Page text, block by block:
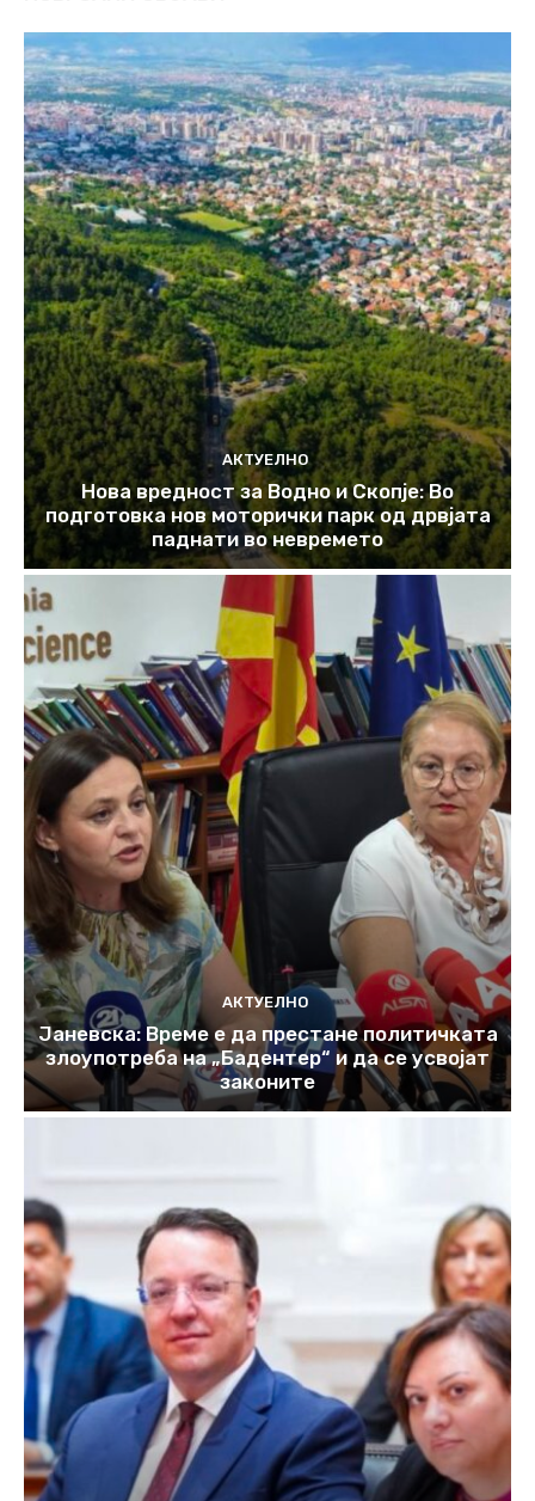
АКТУЕЛНО
Нова вредност за Водно и Скопје: Во
подготовка нов моторички парк од дрвјата
паднати во невремето
АКТУЕЛНО
Јаневска: Време е да престане политичката
злоупотреба на „Бадентер“ и да се усвојат
законите